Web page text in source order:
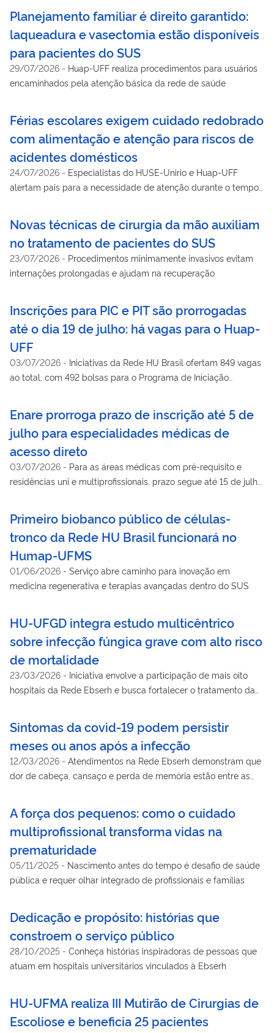
Planejamento familiar é direito garantido:
laqueadura e vasectomia estão disponíveis
para pacientes do SUS
29/07/2026 - Huap-UFF realiza procedimentos para usuários
encaminhados pela atenção básica da rede de saúde
Férias escolares exigem cuidado redobrado
com alimentação e atenção para riscos de
acidentes domésticos
24/07/2026 - Especialistas do HUSE-Unirio e Huap-UFF
alertam pais para a necessidade de atenção durante o tempo
Novas técnicas de cirurgia da mão auxiliam
no tratamento de pacientes do SUS
23/07/2026 - Procedimentos minimamente invasivos evitam
internações prolongadas e ajudam na recuperação
Inscrições para PIC e PIT são prorrogadas
até o dia 19 de julho: há vagas para o Huap-
UFF
03/07/2026 - Iniciativas da Rede HU Brasil ofertam 849 vagas
ao total, com 492 bolsas para o Programa de Iniciação
Enare prorroga prazo de inscrição até 5 de
julho para especialidades médicas de
acesso direto
03/07/2026 - Para as áreas médicas com pré-requisito e
residências uni e multiprofissionais, prazo segue até 15 de julho.
Primeiro biobanco público de células-
tronco da Rede HU Brasil funcionará no
Humap-UFMS
01/06/2026 - Serviço abre caminho para inovação em
medicina regenerativa e terapias avançadas dentro do SUS
HU-UFGD integra estudo multicêntrico
sobre infecção fúngica grave com alto risco
de mortalidade
23/03/2026 - Iniciativa envolve a participação de mais oito
hospitais da Rede Ebserh e busca fortalecer o tratamento da
Sintomas da covid-19 podem persistir
meses ou anos após a infecção
12/03/2026 - Atendimentos na Rede Ebserh demonstram que
dor de cabeça, cansaço e perda de memória estão entre as
A força dos pequenos: como o cuidado
multiprofissional transforma vidas na
prematuridade
05/11/2025 - Nascimento antes do tempo é desafio de saúde
pública e requer olhar integrado de profissionais e famílias
Dedicação e propósito: histórias que
constroem o serviço público
28/10/2025 - Conheça histórias inspiradoras de pessoas que
atuam em hospitais universitários vinculados à Ebserh
HU-UFMA realiza III Mutirão de Cirurgias de
Escoliose e beneficia 25 pacientes